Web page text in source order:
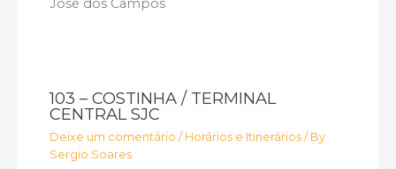
José dos Campos
103 – COSTINHA / TERMINAL
CENTRAL SJC
Deixe um comentário / Horários e Itinerários / By
Sergio Soares